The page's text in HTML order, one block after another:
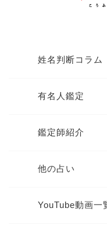
姓名判断コラム
有名人鑑定
鑑定師紹介
他の占い
YouTube動画一